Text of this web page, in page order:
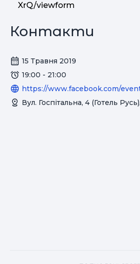
XrQ/viewform
Контакти
15 Травня 2019
19:00 - 21:00
https://www.facebook.com/
Вул. Госпітальна, 4 (Готель